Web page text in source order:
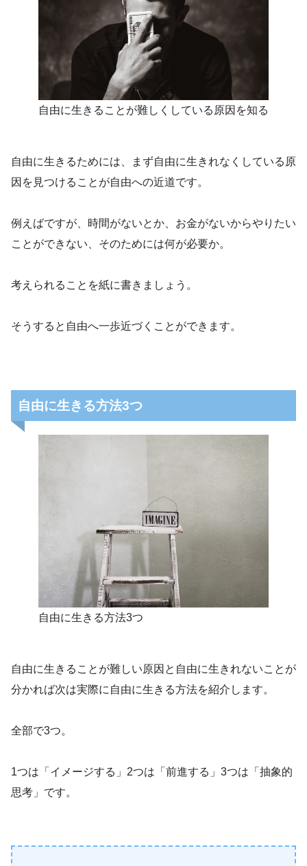
自由に生きることが難しくしている原因を知る
自由に生きるためには、まず自由に生きれなくしている原
因を見つけることが自由への近道です。
例えばですが、時間がないとか、お金がないからやりたい
ことができない、そのためには何が必要か。
考えられることを紙に書きましょう。
そうすると自由へ一歩近づくことができます。
自由に生きる方法3つ
自由に生きる方法3つ
自由に生きることが難しい原因と自由に生きれないことが
分かれば次は実際に自由に生きる方法を紹介します。
全部で3つ。
1つは「イメージする」2つは「前進する」3つは「抽象的
思考」です。